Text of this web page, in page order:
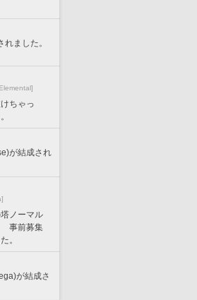
ました。
ちゃっ
が結成され
塔ノーマル
事前募集
。
が結成さ